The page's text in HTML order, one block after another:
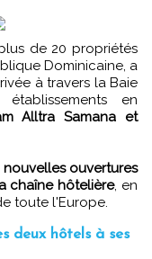
de 20 propriétés
Dominicaine, a
à travers la Baie
en
Alltra Samana et
nouvelles ouvertures
chaîne hôtelière, en
toute l'Europe.
deux hôtels à ses